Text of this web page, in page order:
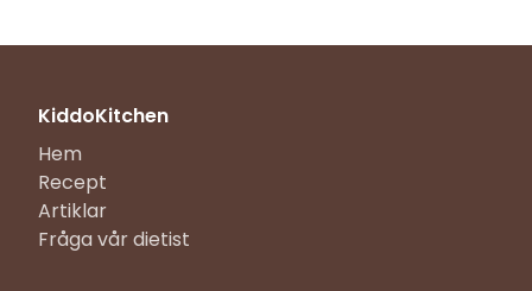
KiddoKitchen
Hem
Recept
Artiklar
Fråga vår dietist